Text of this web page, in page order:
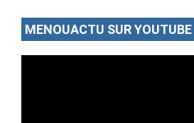
MENOUACTU SUR YOUTUBE